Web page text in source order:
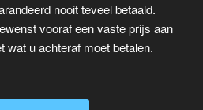
nooit teveel betaald.
vooraf een vaste prijs aan
wat u achteraf moet betalen.